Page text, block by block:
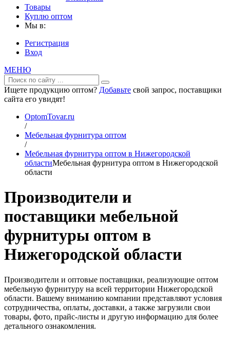
Товары
Куплю оптом
Мы в:
Регистрация
Вход
МЕНЮ
Ищете продукцию оптом? Добавьте свой запрос, поставщики
сайта его увидят!
OptomTovar.ru
/
Мебельная фурнитура оптом
/
Мебельная фурнитура оптом в Нижегородской
областиМебельная фурнитура оптом в Нижегородской
области
Производители и
поставщики мебельной
фурнитуры оптом в
Нижегородской области
Производители и оптовые поставщики, реализующие оптом
мебельную фурнитуру на всей территории Нижегородской
области. Вашему вниманию компании представляют условия
сотрудничества, оплаты, доставки, а также загрузили свои
товары, фото, прайс-листы и другую информацию для более
детального ознакомления.